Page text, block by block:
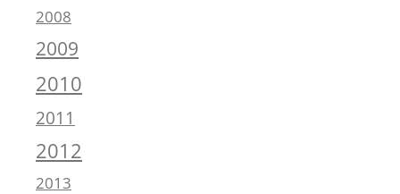
2008
2009
2010
2011
2012
2013